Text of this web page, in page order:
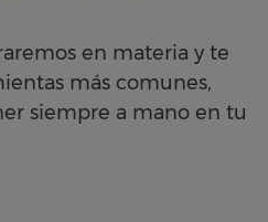
en materia y te
más comunes,
siempre a mano en tu